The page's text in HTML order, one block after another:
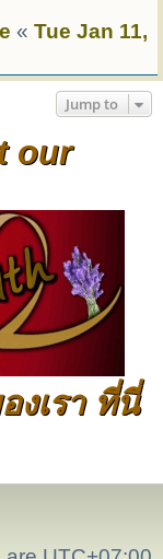
« Tue Jan 11,
Jump to
our
งเรา ที่นี่